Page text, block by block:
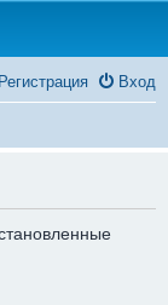
Вход
Регистрация